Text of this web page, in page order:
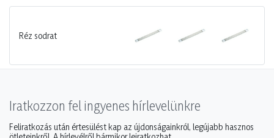
Réz sodrat
Iratkozzon fel ingyenes hírlevelünkre
Feliratkozás után értesülést kap az újdonságainkról, legújabb hasznos